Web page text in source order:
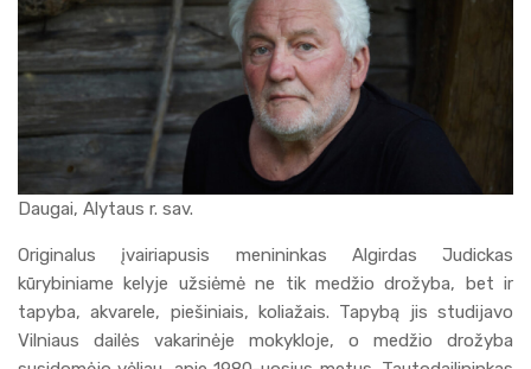
Daugai, Alytaus r. sav.
Originalus įvairiapusis menininkas Algirdas Judickas
kūrybiniame kelyje užsiėmė ne tik medžio drožyba, bet ir
tapyba, akvarele, piešiniais, koliažais. Tapybą jis studijavo
Vilniaus dailės vakarinėje mokykloje, o medžio drožyba